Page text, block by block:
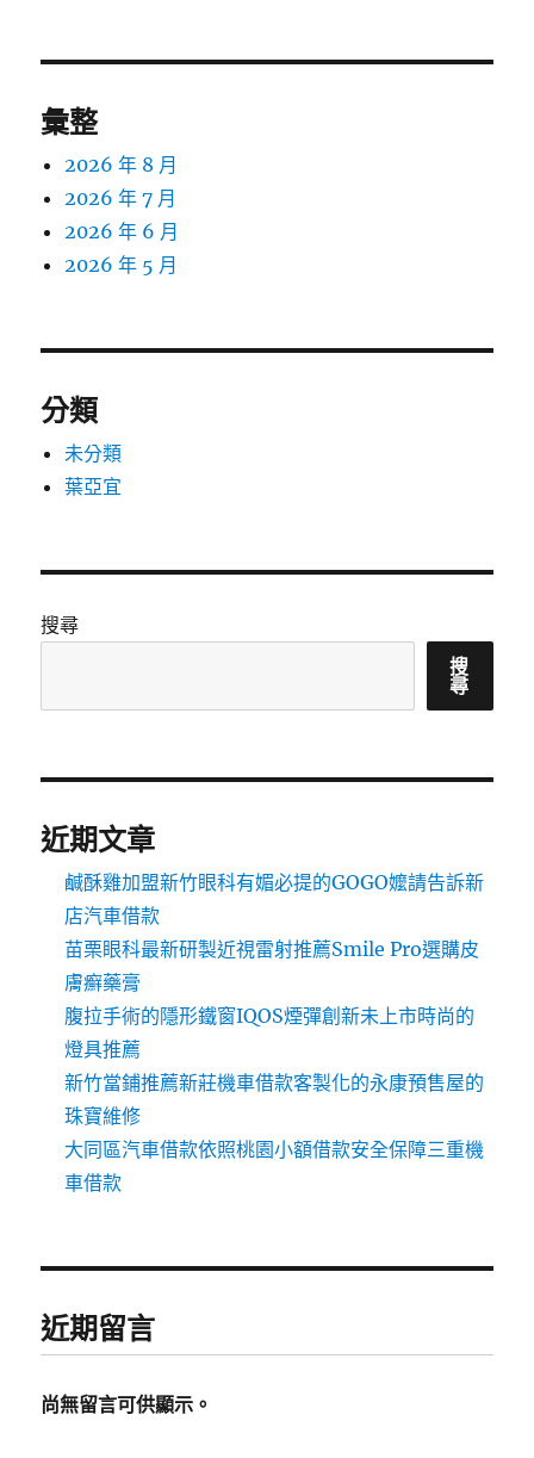
彙整
2026 年 8 月
2026 年 7 月
2026 年 6 月
2026 年 5 月
分類
未分類
葉亞宜
搜尋
搜
尋
近期文章
鹹酥雞加盟新竹眼科有媚必提的GOGO嬤請告訴新
店汽車借款
苗栗眼科最新研製近視雷射推薦Smile Pro選購皮
膚癬藥膏
腹拉手術的隱形鐵窗IQOS煙彈創新未上市時尚的
燈具推薦
新竹當鋪推薦新莊機車借款客製化的永康預售屋的
珠寶維修
大同區汽車借款依照桃園小額借款安全保障三重機
車借款
近期留言
尚無留言可供顯示。